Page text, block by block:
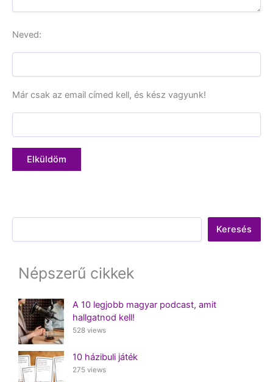
Neved:
Már csak az email címed kell, és kész vagyunk!
Keresés
Népszerű cikkek
A 10 legjobb magyar podcast, amit
hallgatnod kell!
528 views
10 házibuli játék
275 views